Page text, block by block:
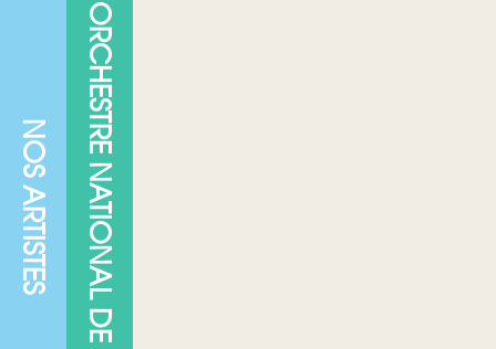
NOS ARTISTES ORCHESTRE NATIONAL DE JAZZ